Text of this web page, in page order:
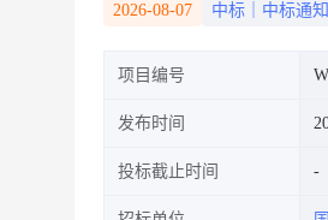
2026-08-07 中标｜中标通知
项目编号
发布时间
投标截止时间